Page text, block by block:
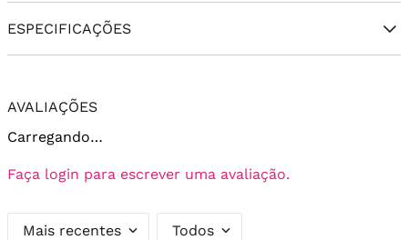
ESPECIFICAÇÕES
AVALIAÇÕES
Carregando…
Faça login para escrever uma avaliação.
Mais recentes Todos